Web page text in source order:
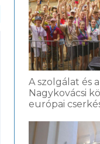
A szolgálat és
Nagykovácsi
európai